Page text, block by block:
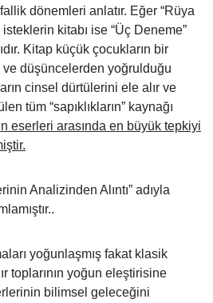
dönemleri anlatır. Eğer “Rüya
isteklerin kitabı ise “Üç Deneme”
Kitap küçük çocukların bir
düşüncelerden yoğrulduğu
cinsel dürtülerini ele alır ve
tüm “sapıklıkların” kaynağı
eserleri arasında en büyük tepkiyi
Analizinden Alıntı” adıyla
yoğunlaşmış fakat klasik
toplarının yoğun eleştirisine
bilimsel geleceğini